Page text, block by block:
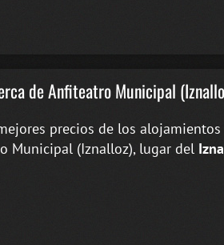
de Anfiteatro Municipal
precios de los
Municipal (Iznalloz), lugar del